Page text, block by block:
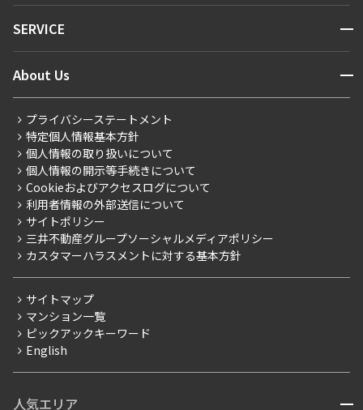
お部屋を再検索
新着情報から探す
新着募集情報
こだわりから探す
こだわり一覧
プレミアムマンション
新築
当社限定（港区・渋谷区）
当社限定（港区・渋谷区以外）
三井不動産企画
賃料改定
フリーレント
ペット可
ブランドマンション
マンションレポート
住まいのコラム
SERVICE 開閉
会員ページ
ご入居・提携サービス
お部屋探しからご契約まで
よくあるご質問
社宅紹介
【仲介会社様向け】当社仲介事業部取り扱い物件入居申込
About Us 開閉
会社情報
事業案内
採用情報
ニュースリリース
お問い合わせ
プライバシーステートメント
特定個人情報基本方針
個人情報の取り扱いについて
個人情報の開示等手続きについて
Cookieおよびアクセスログについて
利用者情報の外部送信について
サイトポリシー
三井不動産グループソーシャルメディアポリシー
カスタマーハラスメントに対する基本方針
サイトマップ
マンション一覧
ピックアックキーワード
English
人気エリア 開閉